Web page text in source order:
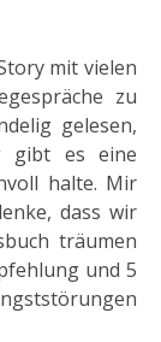
mit vielen
zu
gelesen,
gibt es eine
halte. Mir
dass wir
träumen
und 5